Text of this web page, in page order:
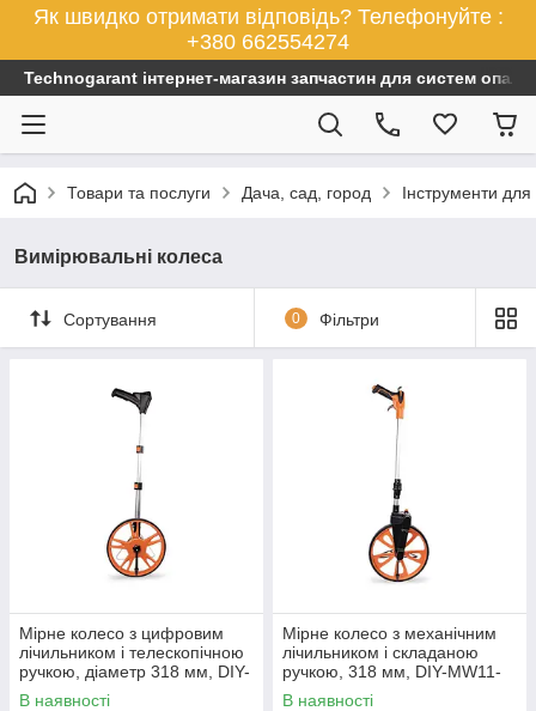
Як швидко отримати відповідь? Телефонуйте :
+380 662554274
Technogarant інтернет-магазин запчастин для систем
Товари та послуги Дача, сад, город Інструменти
Вимірювальні колеса
Сортування 0 Фільтри
Мірне колесо з цифровим
лічильником і телескопічною
ручкою, діаметр 318 мм, DIY-
MW10-D/CB
В наявності
Мірне колесо з механічним
лічильником і складаною
ручкою, 318 мм, DIY-MW11-
M/CB
В наявності